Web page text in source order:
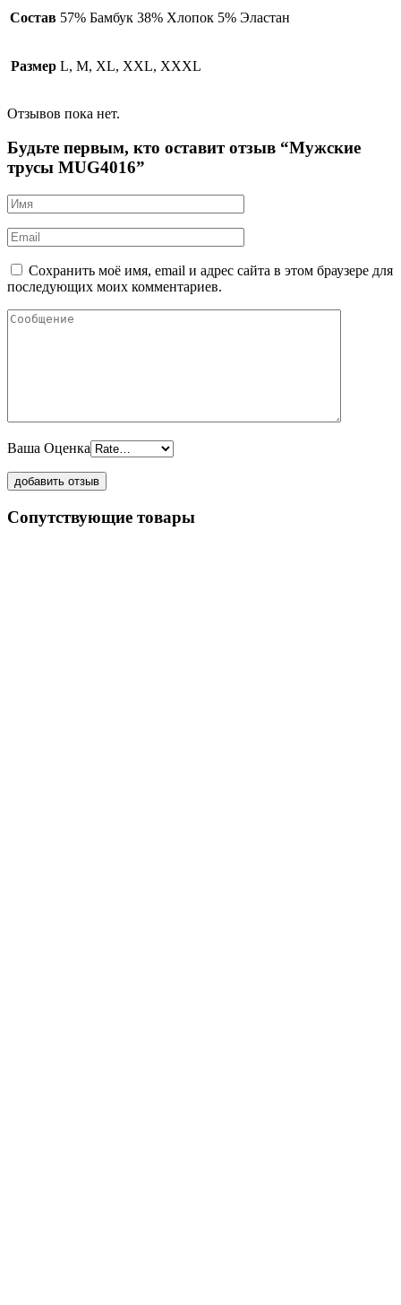
Состав 57% Бамбук 38% Хлопок 5% Эластан
Размер L, M, XL, XXL, XXXL
Отзывов пока нет.
Будьте первым, кто оставит отзыв “Мужские
трусы MUG4016”
Сохранить моё имя, email и адрес сайта в этом браузере для
последующих моих комментариев.
Ваша Оценка
Сопутствующие товары